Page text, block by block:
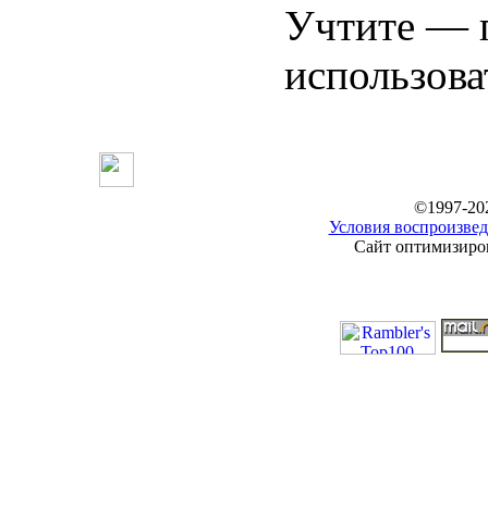
Учтите —
©1997-
Условия
Сайт